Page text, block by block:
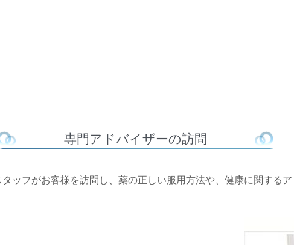
専門アドバイザーの訪問
ッフがお客様を訪問し、薬の正しい服用方法や、健康に関する